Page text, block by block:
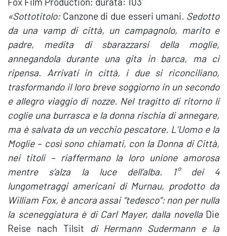
«Sottotitolo: Canzone di due esseri umani. Sedotto
da una vamp di città, un campagnolo, marito e
padre, medita di sbarazzarsi della moglie,
annegandola durante una gita in barca, ma ci
ripensa. Arrivati in città, i due si riconciliano,
trasformando il loro breve soggiorno in un secondo
e allegro viaggio di nozze. Nel tragitto di ritorno li
coglie una burrasca e la donna rischia di annegare,
ma è salvata da un vecchio pescatore. L’Uomo e la
Moglie – così sono chiamati, con la Donna di Città,
nei titoli – riaffermano la loro unione amorosa
mentre s’alza la luce dell’alba. 1° dei 4
lungometraggi americani di Murnau, prodotto da
William Fox, è ancora assai “tedesco”: non per nulla
la sceneggiatura è di Carl Mayer, dalla novellaDie
Reise nach Tilsit
di Hermann Sudermann e la